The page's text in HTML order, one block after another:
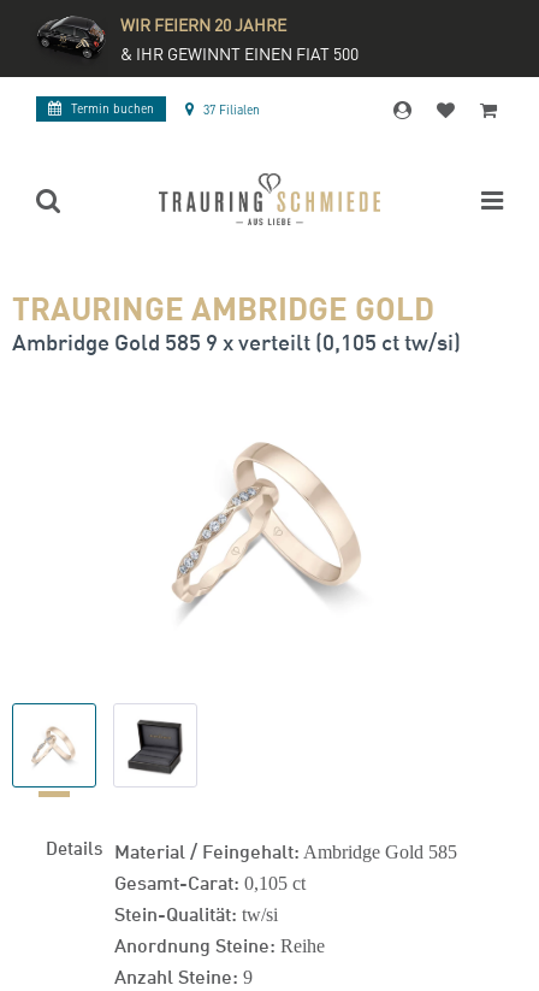
WIR FEIERN 20 JAHRE
& IHR GEWINNT EINEN FIAT 500
Termin buchen 37 Filialen
TRAURINGE AMBRIDGE GOLD
Ambridge Gold 585 9 x verteilt (0,105 ct tw/si)
Details Material / Feingehalt: Ambridge Gold 585
Gesamt-Carat: 0,105 ct
Stein-Qualität: tw/si
Anordnung Steine: Reihe
Anzahl Steine: 9